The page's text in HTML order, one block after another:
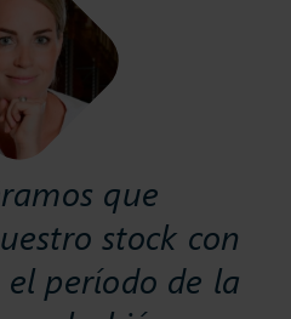
que
stock con
período de la